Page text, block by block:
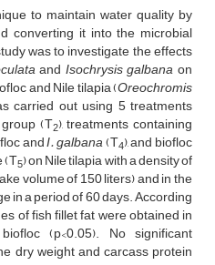
to maintain water quality by
converting it into the microbial
was to investigate the effects
and Isochrysis galbanaon
and Nile tilapia (Oreochromis
carried out using 5 treatments
(T2), treatments containing
andI. galbana(T4), and biofloc
(T5) on Nile tilapia with a density of
volume of 150 liters) and in the
in a period of 60 days. According
of fish fillet fat were obtained in
(p<0.05). No significant
dry weight and carcass protein